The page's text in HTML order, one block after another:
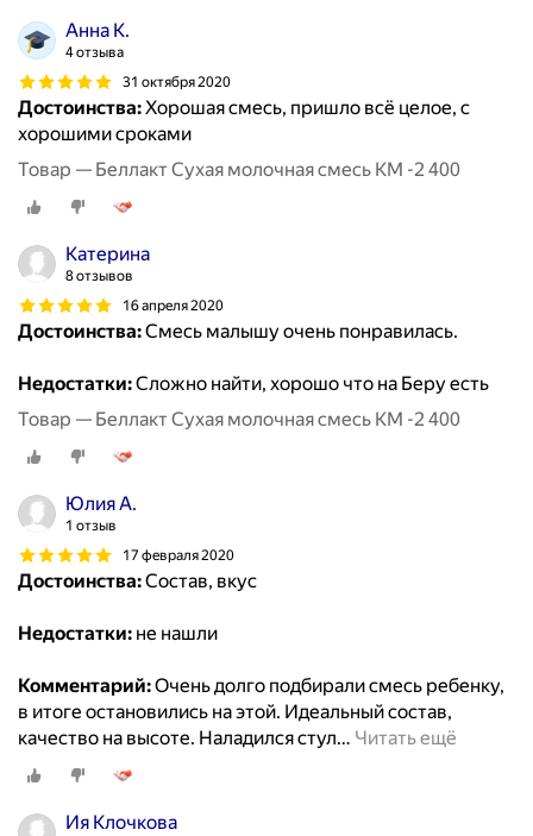
Анна К.
4 отзыва
31 октября 2020
Достоинства:Хорошая смесь, пришло всё целое, с
хорошими сроками
Товар — Беллакт Сухая молочная смесь КМ -2 400
Катерина
8 отзывов
16 апреля 2020
Достоинства:Смесь малышу очень понравилась.
Недостатки:Сложно найти, хорошо что на Беру есть
Товар — Беллакт Сухая молочная смесь КМ -2 400
Юлия А.
1 отзыв
17 февраля 2020
Достоинства:Состав, вкус
Недостатки: не нашли
Комментарий:Очень долго подбирали смесь ребенку,
в итоге остановились на этой. Идеальный состав,
качество на высоте. Наладился стул… Читать ещё
Ия Клочкова